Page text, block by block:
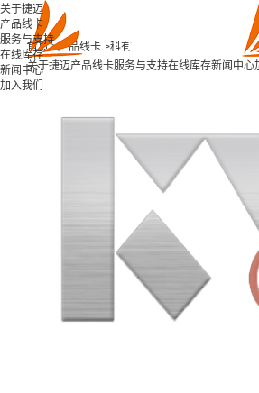
关于捷迈产品线卡服务与支持在线库存新闻中心
关于捷迈
产品线卡
服务与支持
在线库存
新闻中心
加入我们
首页 >产品线卡 >科有